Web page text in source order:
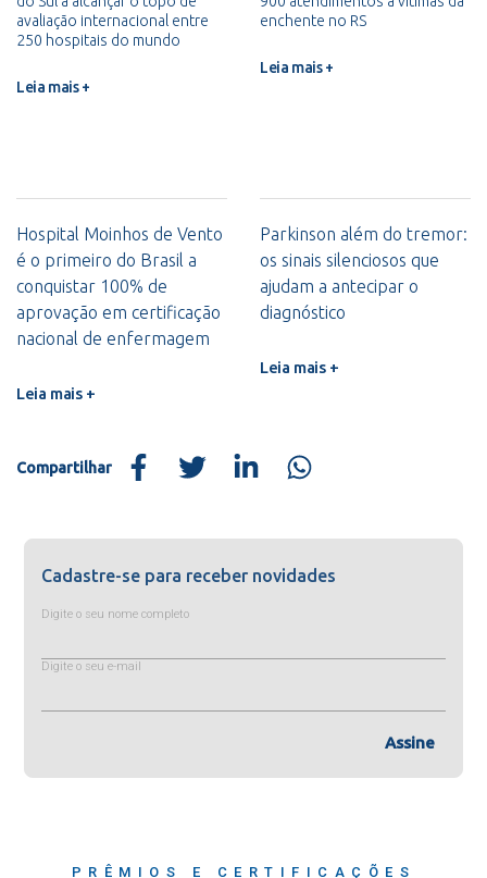
avaliação internacional entre
250 hospitais do mundo
Leia mais +
enchente no RS
Leia mais +
Hospital Moinhos de Vento
é o primeiro do Brasil a
conquistar 100% de
aprovação em certificação
nacional de enfermagem
Leia mais +
Parkinson além do tremor:
os sinais silenciosos que
ajudam a antecipar o
diagnóstico
Leia mais +
Compartilhar
Cadastre-se para receber novidades
Digite o seu nome completo
Digite o seu e-mail
Assine
PRÊMIOS E CERTIFICAÇÕES